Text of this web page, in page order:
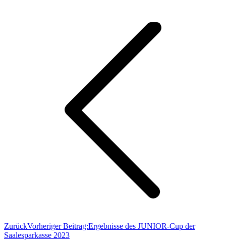
ZurückVorheriger Beitrag:Ergebnisse des JUNIOR-Cup der
Saalesparkasse 2023